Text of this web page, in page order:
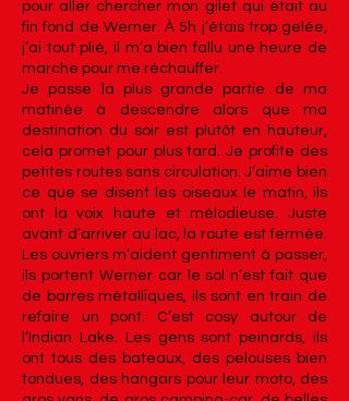
pour aller chercher mon gilet qui était au
fin fond de Werner. À 5h j’étais trop gelée,
j’ai tout plié, il m’a bien fallu une heure de
marche pour me réchauffer.
Je passe la plus grande partie de ma
matinée à descendre alors que ma
destination du soir est plutôt en hauteur,
cela promet pour plus tard. Je profite des
petites routes sans circulation. J’aime bien
ce que se disent les oiseaux le matin, ils
ont la voix haute et mélodieuse. Juste
avant d’arriver au lac, la route est fermée.
Les ouvriers m’aident gentiment à passer,
ils portent Werner car le sol n’est fait que
de barres métalliques, ils sont en train de
refaire un pont. C’est cosy autour de
l’Indian Lake. Les gens sont peinards, ils
ont tous des bateaux, des pelouses bien
tondues, des hangars pour leur moto, des